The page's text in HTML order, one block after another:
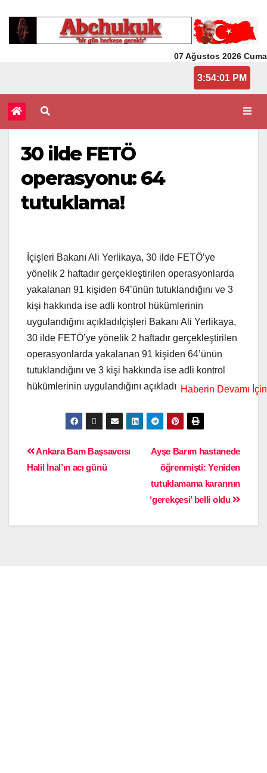
07 Ağustos 2026 Cuma
3:54:01 PM
30 ilde FETÖ
operasyonu: 64
tutuklama!
İçişleri Bakanı Ali Yerlikaya, 30 ilde FETÖ’ye
yönelik 2 haftadır gerçekleştirilen operasyonlarda
yakalanan 91 kişiden 64’ünün tutuklandığını ve 3
kişi hakkında ise adli kontrol hükümlerinin
uygulandığını açıkladıİçişleri Bakanı Ali Yerlikaya,
30 ilde FETÖ’ye yönelik 2 haftadır gerçekleştirilen
operasyonlarda yakalanan 91 kişiden 64’ünün
tutuklandığını ve 3 kişi hakkında ise adli kontrol
hükümlerinin uygulandığını açıkladı
Ayşe Barım hastanede
öğrenmişti: Yeniden
tutuklamama kararının
‘gerekçesi’ belli oldu
Ankara Bam Başsavcısı
Halil İnal’ın acı günü